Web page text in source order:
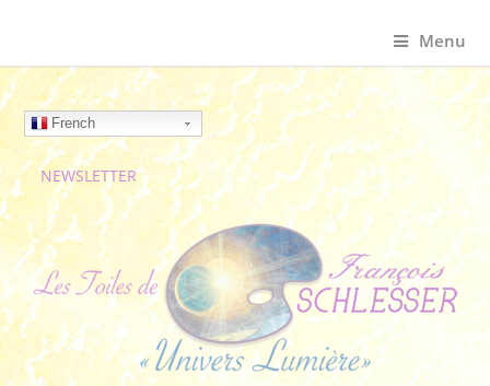
Menu
French
NEWSLETTER